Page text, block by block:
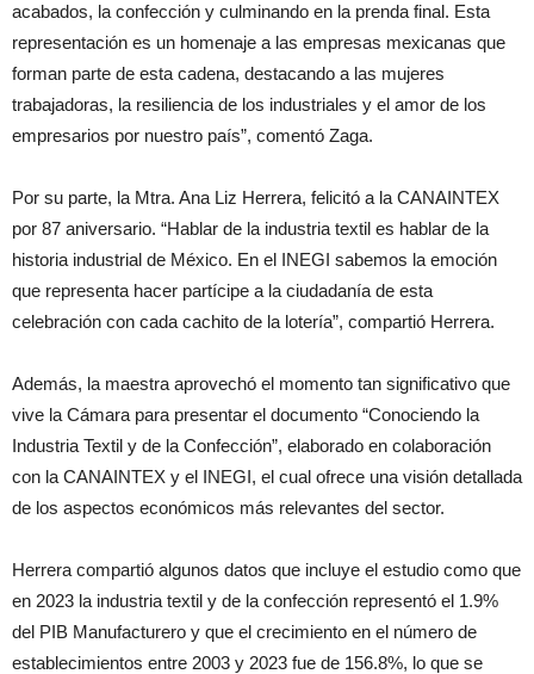
acabados, la confección y culminando en la prenda final. Esta
representación es un homenaje a las empresas mexicanas que
forman parte de esta cadena, destacando a las mujeres
trabajadoras, la resiliencia de los industriales y el amor de los
empresarios por nuestro país”, comentó Zaga.
Por su parte, la Mtra. Ana Liz Herrera, felicitó a la CANAINTEX
por 87 aniversario. “Hablar de la industria textil es hablar de la
historia industrial de México. En el INEGI sabemos la emoción
que representa hacer partícipe a la ciudadanía de esta
celebración con cada cachito de la lotería”, compartió Herrera.
Además, la maestra aprovechó el momento tan significativo que
vive la Cámara para presentar el documento “Conociendo la
Industria Textil y de la Confección”, elaborado en colaboración
con la CANAINTEX y el INEGI, el cual ofrece una visión detallada
de los aspectos económicos más relevantes del sector.
Herrera compartió algunos datos que incluye el estudio como que
en 2023 la industria textil y de la confección representó el 1.9%
del PIB Manufacturero y que el crecimiento en el número de
establecimientos entre 2003 y 2023 fue de 156.8%, lo que se